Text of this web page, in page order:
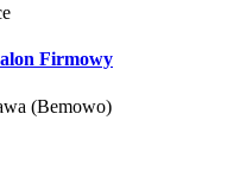
Firmowy
(Bemowo)